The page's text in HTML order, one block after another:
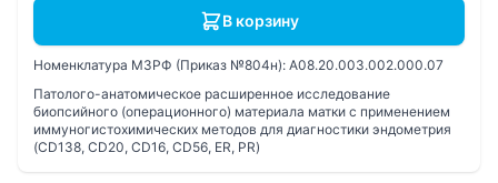
В корзину
Номенклатура МЗРФ (Приказ №804н): A08.20.003.002.000.07
Патолого-анатомическое расширенное исследование
биопсийного (операционного) материала матки с применением
иммуногистохимических методов для диагностики эндометрия
(CD138, CD20, CD16, CD56, ER, PR)